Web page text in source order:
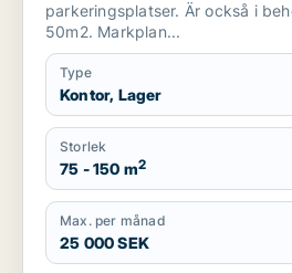
parkeringsplatser. Är också i
50m2. Markplan...
Type
Kontor, Lager
Storlek
75 - 150 m2
Max. per månad
25 000 SEK